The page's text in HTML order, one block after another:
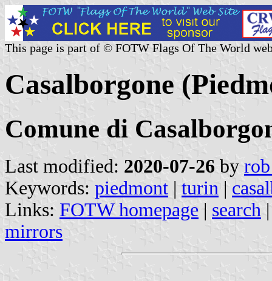
This page is part of © FOTW Flags Of The World
Casalborgone
Comune di
Last modified: 2020-07-26 by
Keywords: piedmont | turin |
Links: FOTW homepage | search
mirrors